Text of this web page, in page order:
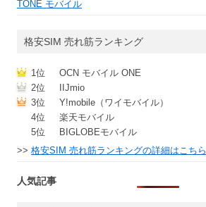
TONE モバイル
格安SIM 売れ筋ランキング
1位
OCN モバイル ONE
2位
IIJmio
3位
Y!mobile（ワイモバイル）
4位
楽天モバイル
5位
BIGLOBEモバイル
>> 格安SIM 売れ筋ランキングの詳細はこちら
人気記事